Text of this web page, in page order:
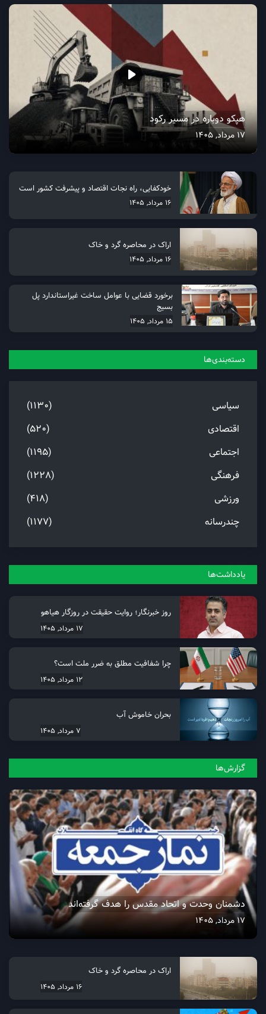
هپکو دوباره در مسیر رکود
17 مرداد, 1405
خودکفایی، راه نجات اقتصاد و پیشرفت کشور است
16 مرداد, 1405
اراک در محاصره گرد و خاک
16 مرداد, 1405
برخورد قضایی با عوامل ساخت غیراستاندارد پل
بسیج
15 مرداد, 1405
دسته‌بندی‌ها
سیاسی
(1130)
اقتصادی
(520)
اجتماعی
(1195)
فرهنگی
(1228)
ورزشی
(418)
چندرسانه
(1177)
یادداشت‌ها
روز خبرنگار؛ روایت حقیقت در روزگار هیاهو
17 مرداد, 1405
چرا شفافیت مطلق به ضرر ملت است؟
12 مرداد, 1405
بحران خاموش آب
7 مرداد, 1405
گزارش‌ها
دشمنان وحدت و اتحاد مقدس را هدف گرفته‌اند
17 مرداد, 1405
اراک در محاصره گرد و خاک
16 مرداد, 1405